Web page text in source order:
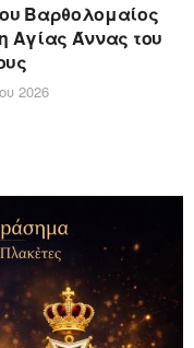
Βαρθολομαίος
Αγίας Άννας του
2026